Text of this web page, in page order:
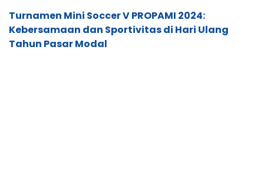
Turnamen Mini Soccer V PROPAMI 2024:
Kebersamaan dan Sportivitas di Hari Ulang
Tahun Pasar Modal